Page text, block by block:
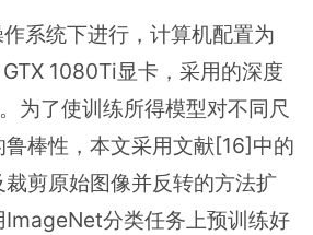
系统下进行，计算机配置为
1080Ti显卡，采用的深度
为了使训练所得模型对不同尺
鲁棒性，本文采用文献[16]中的
剪原始图像并反转的方法扩
ImageNet分类任务上预训练好